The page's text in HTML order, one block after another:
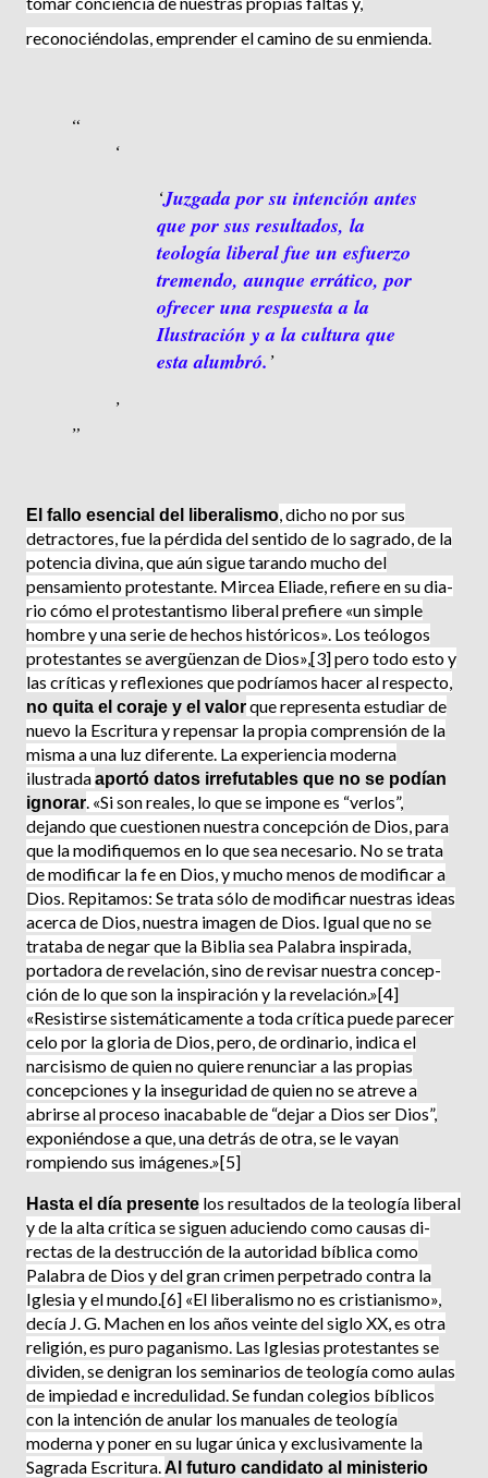
reconociéndo­las, emprender el camino de su en­mienda.
Juzgada por su intención antes
que por sus resultados, la
teología liberal fue un esfuerzo
tremendo, aunque errático, por
ofrecer una respuesta a la
Ilustración y a la cultura que
esta alumbró.
El fallo esencial del liberalismo , dicho no por sus
detractores, fue la pérdida del sentido de lo sagrado, de la
potencia divina, que aún sigue tarando mucho del
pensamiento prote­stante. Mircea Eliade, refiere en su dia­
rio cómo el protestantismo liberal pre­fiere «un simple
hombre y una serie de hechos históricos». Los teólogos
protes­tantes se avergüenzan de Dios»,[3] pero todo esto y
las críticas y reflexiones que podríamos hacer al respecto,
no quita el coraje y el valorque representa estudiar de
nuevo la Escritura y repensar la propia comprensión de la
misma a una luz diferente. La experiencia mo­derna
ilustradaaportó datos irrefutables que no se podían
ignorar . «Si son reales, lo que se impone es “verlos”,
dejando que cuestionen nuestra concepción de Dios, para
que la modifiquemos en lo que sea necesario. No se trata
de modificar la fe en Dios, y mucho menos de modificar a
Dios. Repitamos: Se trata sólo de modi­ficar nuestras ideas
acerca de Dios, nuestra imagen de Dios. Igual que no se
trataba de negar que la Biblia sea Palabra inspirada,
portadora de revela­ción, sino de revisar nuestra concep­
ción de lo que son la inspiración y la revelación.»[4]
«Resistirse sistemática­mente a toda crítica puede parecer
celo por la gloria de Dios, pero, de ordina­rio, indica el
narcisismo de quien no quiere renunciar a las propias
concepciones y la inseguridad de quien no se atreve a
abrirse al proceso inacabable de “dejar a Dios ser Dios”,
exponién­dose a que, una detrás de otra, se le vayan
rompiendo sus imágenes.»[5]
Hasta el día presente los resultados de la teología liberal
y de la alta crítica se siguen aduciendo como causas di­
rectas de la destrucción de la autori­dad bíblica como
Palabra de Dios y del gran crimen perpetrado contra la
Iglesia y el mundo.[6] «El liberalismo no es cristianismo»,
decía J. G. Machen en los años veinte del siglo XX, es otra
religión, es puro paganismo. Las Iglesias protes­tantes se
dividen, se denigran los se­minarios de teología como aulas
de impiedad e incredulidad. Se fundan colegios bíblicos
con la intención de anular los manuales de teología
moderna y poner en su lugar única y exclusivamente la
Sagrada Escritura. Al futuro candidato al ministerio